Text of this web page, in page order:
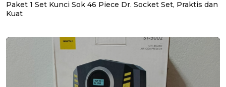
Paket 1 Set Kunci Sok 46 Piece Dr. Socket Set, Praktis dan
Kuat